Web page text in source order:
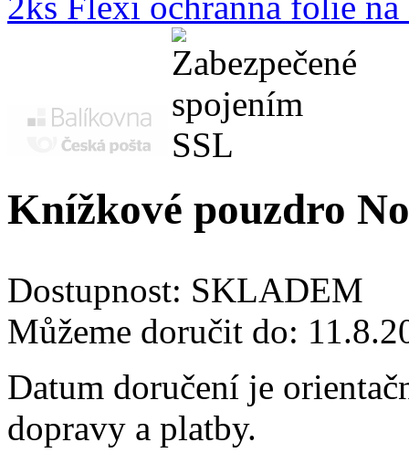
Knížkové pouzdro
Dostupnost: SKLADEM
Můžeme doručit do:
Datum doručení je
dopravy a platby.